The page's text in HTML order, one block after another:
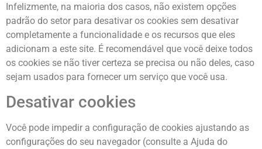
Infelizmente, na maioria dos casos, não existem opções
padrão do setor para desativar os cookies sem desativar
completamente a funcionalidade e os recursos que eles
adicionam a este site. É recomendável que você deixe todos
os cookies se não tiver certeza se precisa ou não deles, caso
sejam usados ​​para fornecer um serviço que você usa.
Desativar cookies
Você pode impedir a configuração de cookies ajustando as
configurações do seu navegador (consulte a Ajuda do